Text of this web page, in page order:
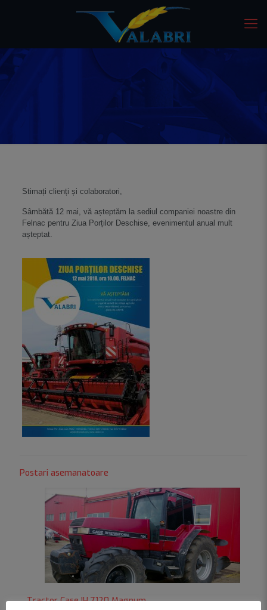
Stimați clienți și colaboratori,
Sâmbătă 12 mai, vă așteptăm la sediul companiei noastre din
Felnac pentru Ziua Porților Deschise, evenimentul anual mult
așteptat.
Postari asemanatoare
Tractor Case IH 7120 Magnum